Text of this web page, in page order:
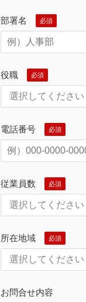
部署名
役職
電話番号
従業員数
所在地域
お問合せ内容